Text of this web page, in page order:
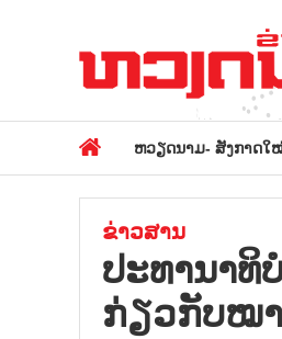
ຫວຽດນາມ- ສັງກາດໃ
ຂ່າວສານ
ປະທານາທິ
ກ່ຽວກັບໝ